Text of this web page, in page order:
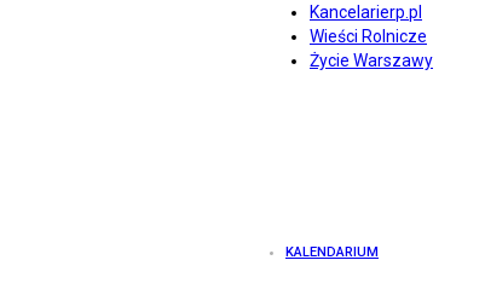
Kancelarierp.pl
Wieści Rolnicze
Życie Warszawy
KALENDARIUM